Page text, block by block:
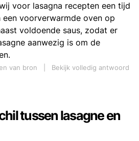
voor lasagna recepten een tijd
voorverwarmde oven op
voldoende saus, zodat er
aanwezig is om de
van bron
Bekijk volledig antwoord
tussen lasagne en